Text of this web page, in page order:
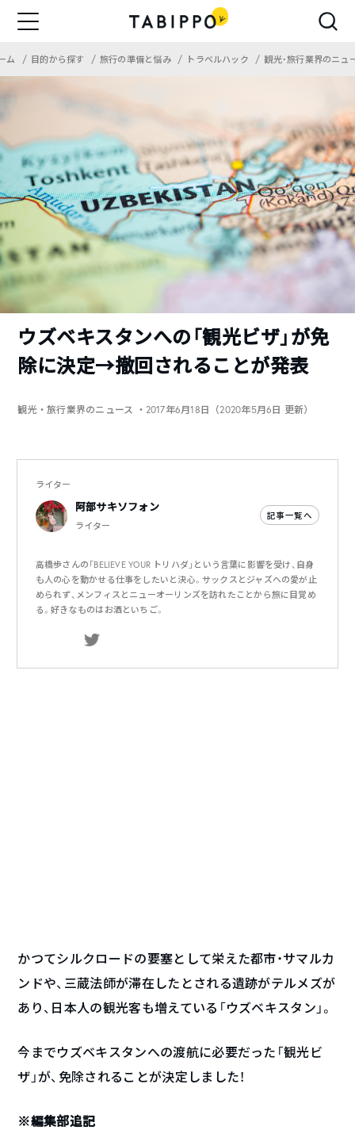
ム 目的から探す 旅行の準備と悩み トラベルハック 観光・旅行業界のニュ
ウズベキスタンへの「観光ビザ」が免
除に決定→撤回されることが発表
観光・旅行業界のニュース ・2017年6月18日（2020年5月6日 更新）
ライター
阿部サキソフォン
ライター
記事一覧へ
高橋歩さんの「BELIEVE YOUR トリハダ」という言葉に影響を受け、自身
も人の心を動かせる仕事をしたいと決心。サックスとジャズへの愛が止
められず、メンフィスとニューオーリンズを訪れたことから旅に目覚め
る。好きなものはお酒といちご。
かつてシルクロードの要塞として栄えた都市・サマルカ
ンドや、三蔵法師が滞在したとされる遺跡がテルメズが
あり、日本人の観光客も増えている「ウズベキスタン」。
今までウズベキスタンへの渡航に必要だった「観光ビ
ザ」が、免除されることが決定しました！
※編集部追記